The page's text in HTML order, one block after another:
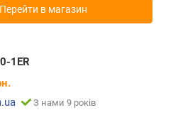
Перейти в магазин
1ER
З нами 9 років